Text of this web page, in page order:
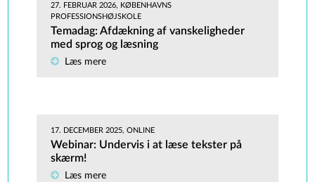
27. FEBRUAR 2026, KØBENHAVNS
PROFESSIONSHØJSKOLE
Temadag: Afdækning af vanskeligheder
med sprog og læsning
Læs mere
17. DECEMBER 2025, ONLINE
Webinar: Undervis i at læse tekster på
skærm!
Læs mere